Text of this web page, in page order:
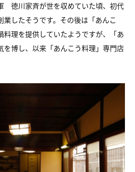
徳川家斉が世を収めていた頃、初代
業したそうです。その後は「あんこ
料理を提供していたようですが、「あ
を博し、以来「あんこう料理」専門店